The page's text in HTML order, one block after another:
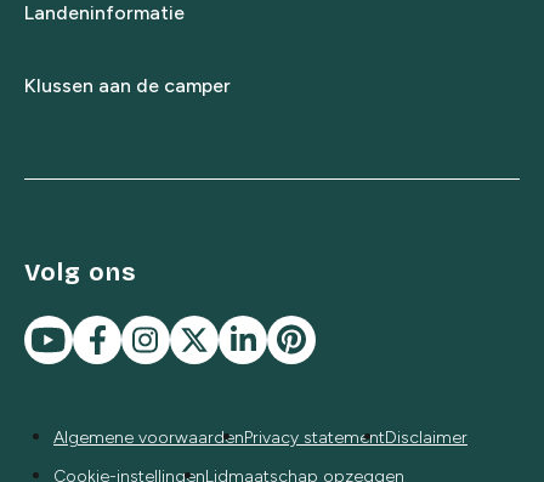
Landeninformatie
Klussen aan de camper
Volg ons
Algemene voorwaardenPrivacy statementDisclaimer
Cookie-instellingenLidmaatschap opzeggen